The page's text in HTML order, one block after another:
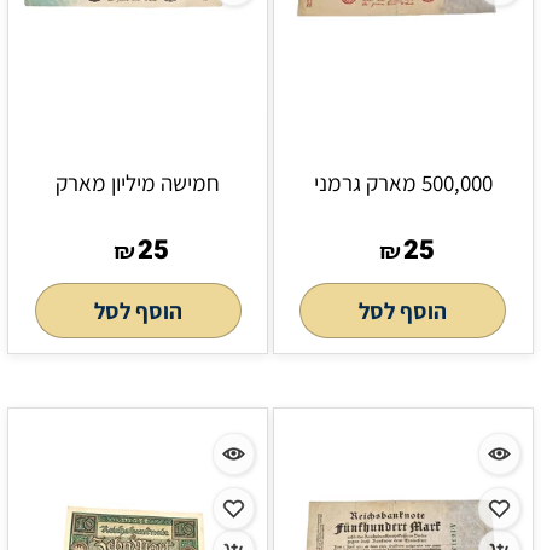
500,000 מארק גרמני
₪25
הוסף לסל
חמישה מיליון מארק
₪25
הוסף לסל